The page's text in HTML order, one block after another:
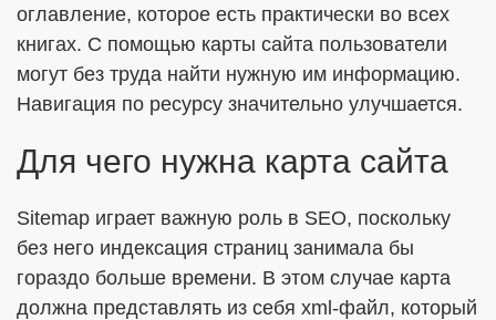
ОТПРАВИТЬ
Я согласен сПолитикой в отношении обработки ПДн
Даю Согласие на обработку персональных данных в
оглавление, которое есть практически во всех
книгах. С помощью карты сайта пользователи
могут без труда найти нужную им информацию.
Навигация по ресурсу значительно улучшается.
Для чего нужна карта сайта
Sitemap играет важную роль в SEO, поскольку
без него индексация страниц занимала бы
гораздо больше времени. В этом случае карта
должна представлять из себя xml-файл, который